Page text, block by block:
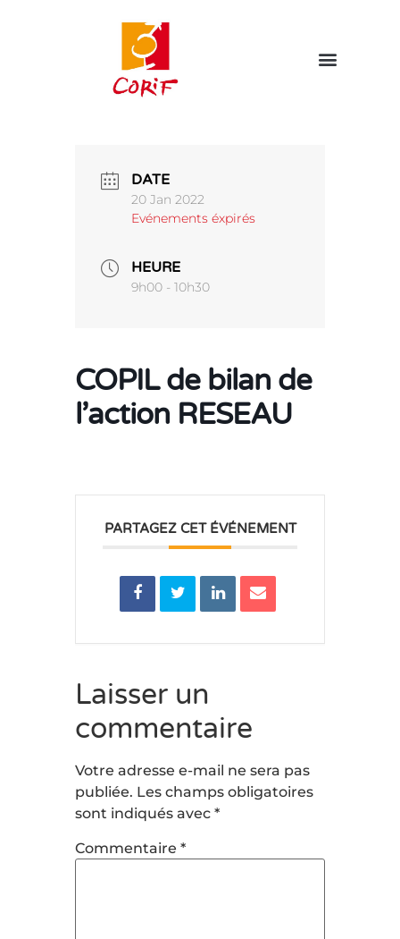
DATE
20 Jan 2022
Evénements éxpirés
HEURE
9h00 - 10h30
COPIL de bilan de
l’action RESEAU
PARTAGEZ CET ÉVÉNEMENT
Laisser un
commentaire
Votre adresse e-mail ne sera pas
publiée. Les champs obligatoires
sont indiqués avec *
Commentaire *